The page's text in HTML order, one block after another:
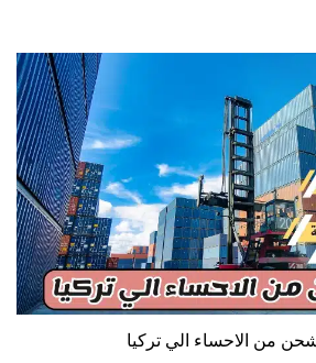
من الاحساء الي تركيا